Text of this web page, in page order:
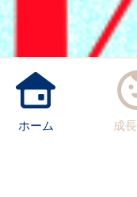
ホーム 成